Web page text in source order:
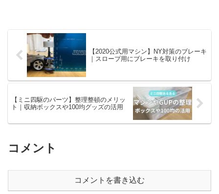
【2020公式用マシン】NY対策のブレーキ
｜スロープ用にブレーキを取り付け
【ミニ四駆のパーツ】整理整頓のメリッ
ト｜収納ボックスや100均グッズの活用
コメント
コメントを書き込む